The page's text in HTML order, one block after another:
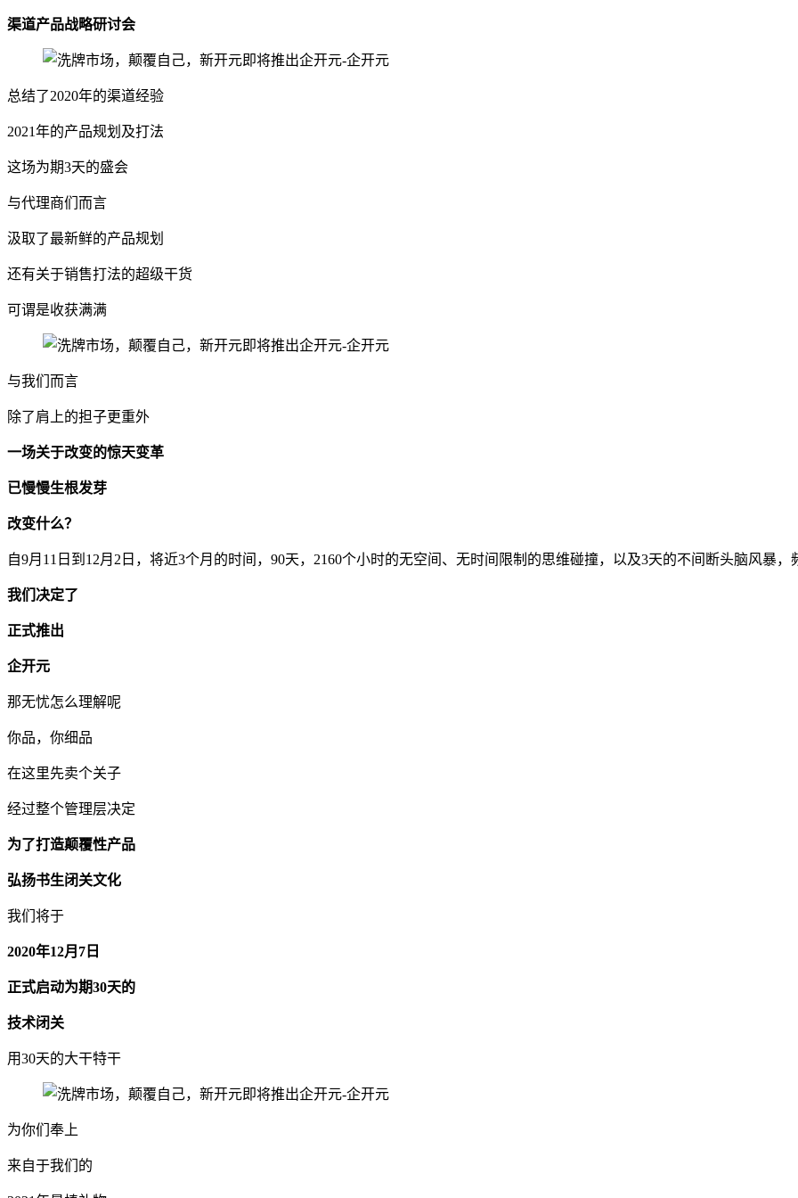
渠道产品战略研讨会
总结了2020年的渠道经验
2021年的产品规划及打法
这场为期3天的盛会
与代理商们而言
汲取了最新鲜的产品规划
还有关于销售打法的超级干货
可谓是收获满满
与我们而言
除了肩上的担子更重外
一场关于改变的惊天变革
已慢慢生根发芽
改变什么？
自9月11日到12月2日，将近3个月的时间，90天，2160个小时的无空间、无时间限制的思维碰撞，以及3天的不间断头脑风暴，
我们决定了
正式推出
企开元
那无忧怎么理解呢
你品，你细品
在这里先卖个关子
经过整个管理层决定
为了打造颠覆性产品
弘扬书生闭关文化
我们将于
2020年12月7日
正式启动为期30天的
技术闭关
用30天的大干特干
为你们奉上
来自于我们的